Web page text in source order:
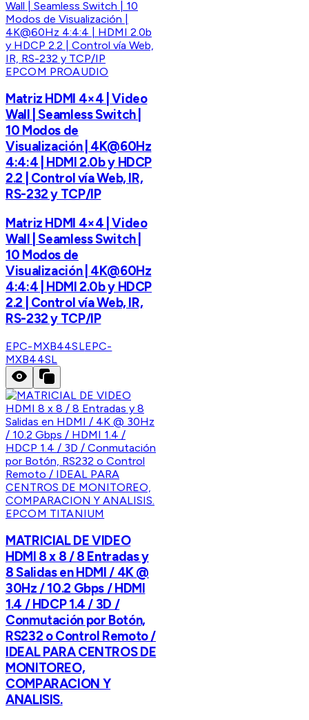
EPCOM PROAUDIO
Matriz HDMI 4×4 | Video
Wall | Seamless Switch |
10 Modos de
Visualización | 4K@60Hz
4:4:4 | HDMI 2.0b y HDCP
2.2 | Control vía Web, IR,
RS-232 y TCP/IP
Matriz HDMI 4×4 | Video
Wall | Seamless Switch |
10 Modos de
Visualización | 4K@60Hz
4:4:4 | HDMI 2.0b y HDCP
2.2 | Control vía Web, IR,
RS-232 y TCP/IP
EPC-MXB44SLEPC-
MXB44SL
EPCOM TITANIUM
MATRICIAL DE VIDEO
HDMI 8 x 8 / 8 Entradas y
8 Salidas en HDMI / 4K @
30Hz / 10.2 Gbps / HDMI
1.4 / HDCP 1.4 / 3D /
Conmutación por Botón,
RS232 o Control Remoto /
IDEAL PARA CENTROS DE
MONITOREO,
COMPARACION Y
ANALISIS.